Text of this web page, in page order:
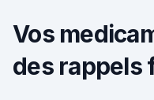
Vos
des rappels